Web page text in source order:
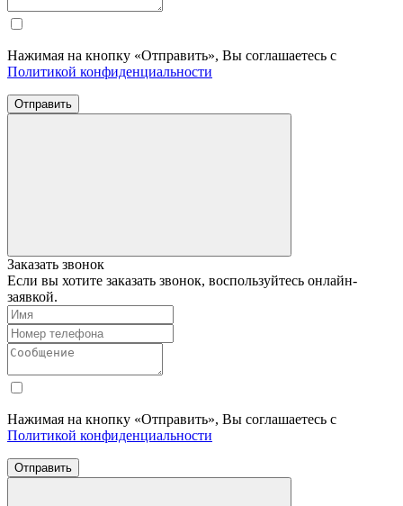
Нажимая на кнопку «Отправить», Вы соглашаетесь с
Политикой конфиденциальности
Отправить
Заказать звонок
Если вы хотите заказать звонок, воспользуйтесь онлайн-
заявкой.
Нажимая на кнопку «Отправить», Вы соглашаетесь с
Политикой конфиденциальности
Отправить